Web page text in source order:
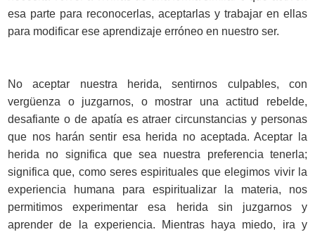
esa parte para reconocerlas, aceptarlas y trabajar en ellas
para modificar ese aprendizaje erróneo en nuestro ser.
No aceptar nuestra herida, sentirnos culpables, con
vergüenza o juzgarnos, o mostrar una actitud rebelde,
desafiante o de apatía es atraer circunstancias y personas
que nos harán sentir esa herida no aceptada. Aceptar la
herida no significa que sea nuestra preferencia tenerla;
significa que, como seres espirituales que elegimos vivir la
experiencia humana para espiritualizar la materia, nos
permitimos experimentar esa herida sin juzgarnos y
aprender de la experiencia. Mientras haya miedo, ira y